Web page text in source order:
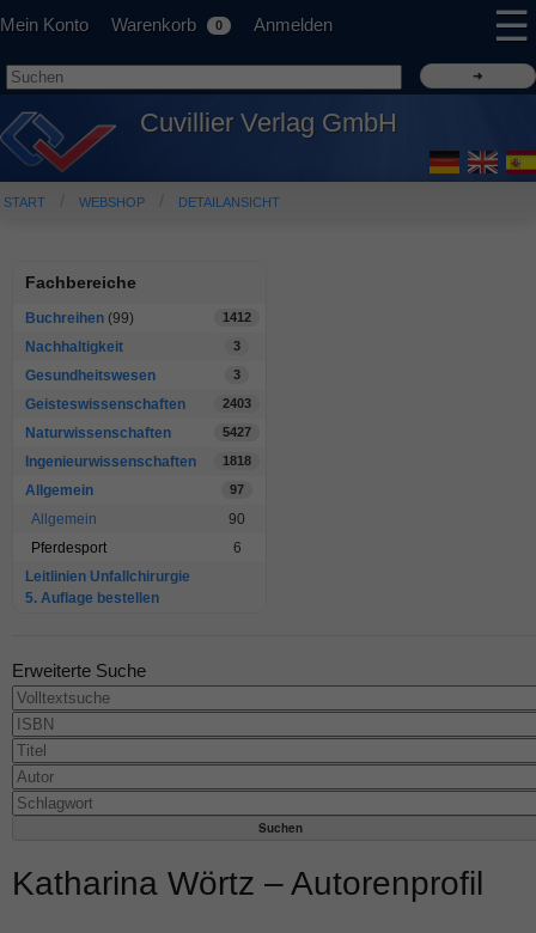
Mein Konto Warenkorb 0 Anmelden ☰
Cuvillier Verlag GmbH
START WEBSHOP DETAILANSICHT
Fachbereiche
Buchreihen (99) 1412
Nachhaltigkeit 3
Gesundheitswesen 3
Geisteswissenschaften 2403
Naturwissenschaften 5427
Ingenieurwissenschaften 1818
Allgemein 97
Allgemein
90
Pferdesport
6
Leitlinien Unfallchirurgie
5. Auflage bestellen
Erweiterte Suche
Katharina Wörtz – Autorenprofil